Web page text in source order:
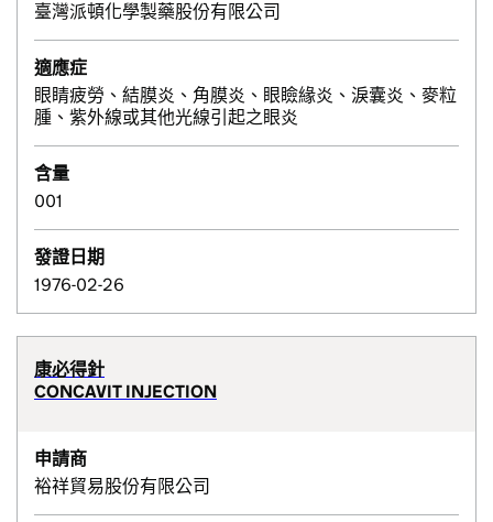
臺灣派頓化學製藥股份有限公司
適應症
眼睛疲勞、結膜炎、角膜炎、眼瞼緣炎、淚囊炎、麥粒
腫、紫外線或其他光線引起之眼炎
含量
001
發證日期
1976-02-26
康必得針
CONCAVIT INJECTION
申請商
裕祥貿易股份有限公司